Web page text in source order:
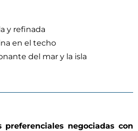
y refinada
en el techo
del mar y la isla
negociadas con